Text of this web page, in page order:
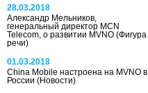
28.03.2018
Александр Мельников,
генеральный директор MCN
Telecom, о развитии MVNO (Фигура
речи)
01.03.2018
China Mobile настроена на MVNO в
России (Новости)